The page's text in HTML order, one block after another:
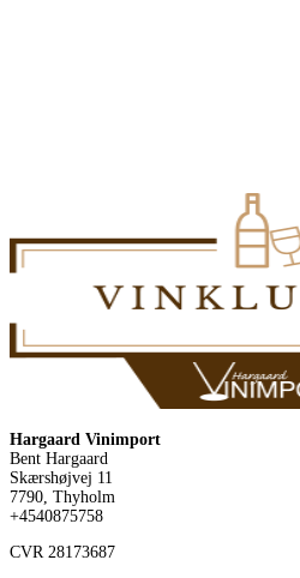
Hargaard Vinimport
Bent Hargaard
Skærshøjvej 11
7790, Thyholm
+4540875758
CVR 28173687